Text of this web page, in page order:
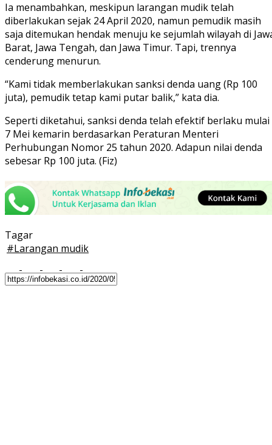
Ia menambahkan, meskipun larangan mudik telah
diberlakukan sejak 24 April 2020, namun pemudik masih
saja ditemukan hendak menuju ke sejumlah wilayah di
Barat, Jawa Tengah, dan Jawa Timur. Tapi, trennya
cenderung menurun.
“Kami tidak memberlakukan sanksi denda uang (Rp 100
juta), pemudik tetap kami putar balik,” kata dia.
Seperti diketahui, sanksi denda telah efektif berlaku mulai
7 Mei kemarin berdasarkan Peraturan Menteri
Perhubungan Nomor 25 tahun 2020. Adapun nilai denda
sebesar Rp 100 juta. (Fiz)
Tagar
#Larangan mudik